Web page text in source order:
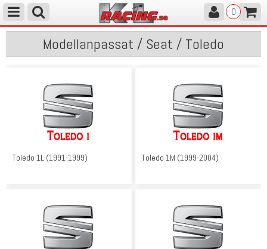
0
Modellanpassat / Seat / Toledo
Toledo 1L (1991-1999) Toledo 1M (1999-2004)